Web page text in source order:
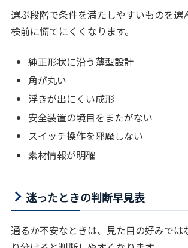
選ぶ段階で条件を満たしやすいものを選
検前に慌てにくくなります。
純正形状に沿う薄型設計
角が丸い
浮きが出にくい成形
安全装置の境目をまたがない
スイッチ操作を邪魔しない
素材情報が明確
迷ったときの判断早見表
通るか不安なときは、見た目の好みでは